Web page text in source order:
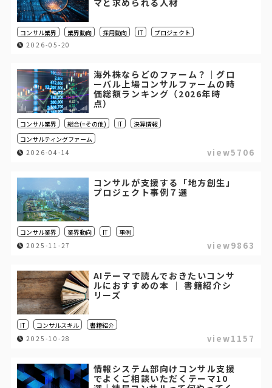
マと求められる人材
コンサル業界 業界動向 採用動向 IT
プロジェクト
2026-05-20
海外株ならどのファーム？｜グロ
ーバル上場コンサルファームの時
価総額ランキング（2026年時
点）
コンサル業界 総合(=その他) IT
決算情報
コンサルティングファーム
2026-04-14
view5706
コンサルが支援する「地方創生」
プロジェクト事例７選
コンサル業界 業界動向 IT
事例
2025-11-27
view9863
AIテーマで読んでおきたいコンサ
ルにおすすめの本 ｜ 書籍紹介シ
リーズ
IT コンサルスキル
書籍紹介
2025-10-28
view1157
情報システム部向けコンサル支援
でよくご相談いただくテーマ10